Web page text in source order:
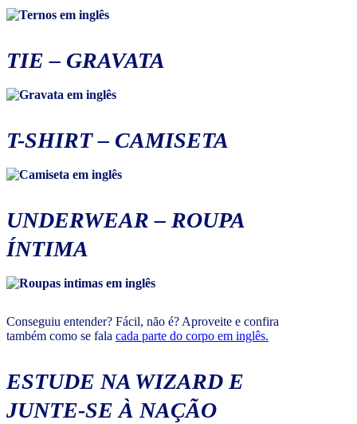
TIE – GRAVATA
T-SHIRT– CAMISETA
UNDERWEAR – ROUPA
ÍNTIMA
Conseguiu entender? Fácil, não é? Aproveite e confira
também como se fala cada parte do corpo em inglês.
ESTUDE NA WIZARD E
JUNTE-SE À NAÇÃO